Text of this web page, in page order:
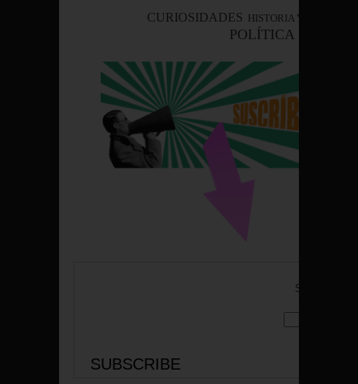
CURIOSIDADES HISTORIA Y VIAJES
POLÍTICA
Suscríbete